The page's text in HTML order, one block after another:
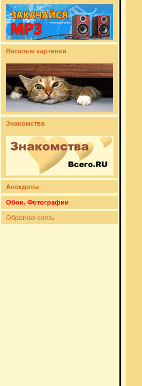
Веселые картинки
Знакомства
Анекдоты
Обои. Фотографии
Обратная связь